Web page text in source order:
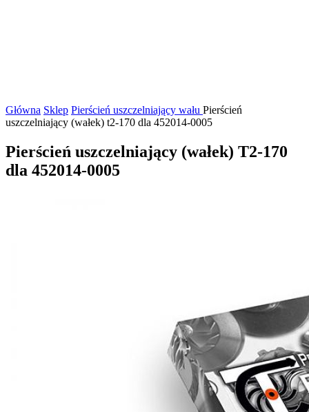
Główna Sklep Pierścień uszczelniający wału Pierścień
uszczelniający (wałek) t2-170 dla 452014-0005
Pierścień uszczelniający (wałek) T2-170
dla 452014-0005